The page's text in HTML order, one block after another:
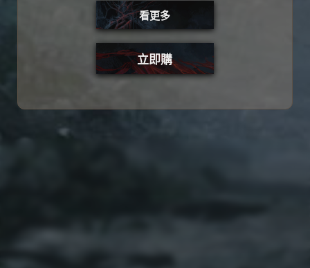
看更多
立即購